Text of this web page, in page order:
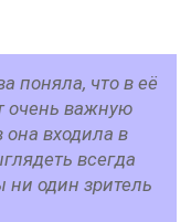
поняла, что в её
очень важную
она входила в
всегда
ни один зритель